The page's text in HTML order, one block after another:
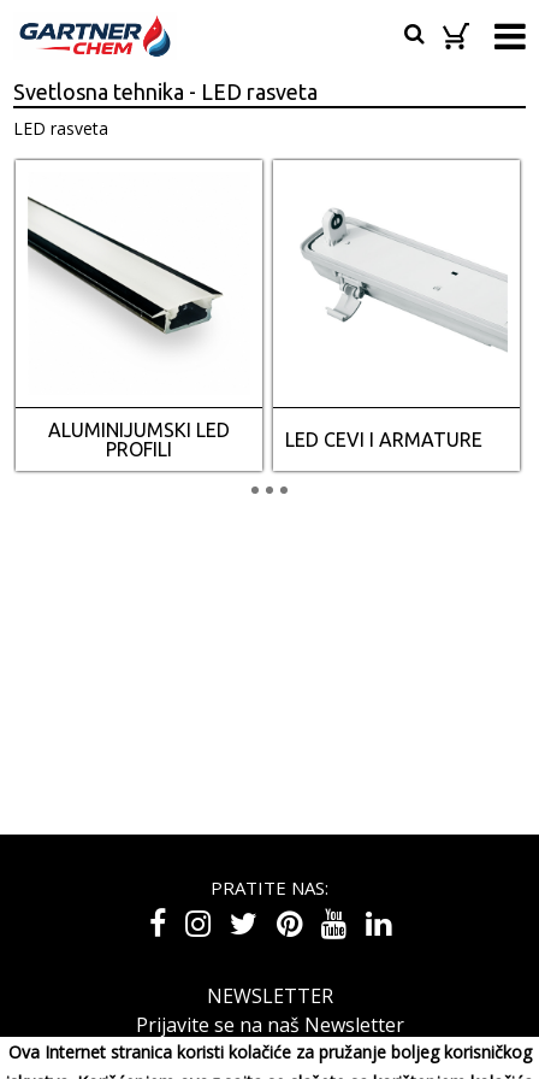
Ova Internet stranica koristi kolačiće za pružanje boljeg korisničkog
Svetlosna tehnika - LED rasveta
LED rasveta
ALUMINIJUMSKI LED
PROFILI
LED CEVI I ARMATURE
PRATITE NAS:
NEWSLETTER
Prijavite se na naš Newsletter